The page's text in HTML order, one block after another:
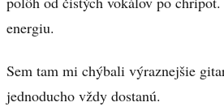
energiu.
Sem tam mi chýbali výraznejšie
jednoducho vždy dostanú.